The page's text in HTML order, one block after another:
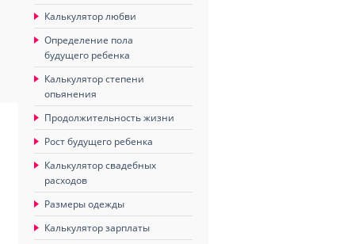
Калькулятор любви
Определение пола
будущего ребенка
Калькулятор степени
опьянения
Продолжительность жизни
Рост будущего ребенка
Калькулятор свадебных
расходов
Размеры одежды
Калькулятор зарплаты